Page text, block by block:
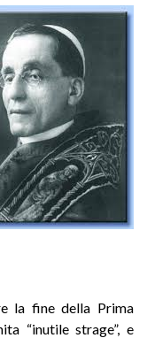
la fine della Prima
“inutile strage”, e